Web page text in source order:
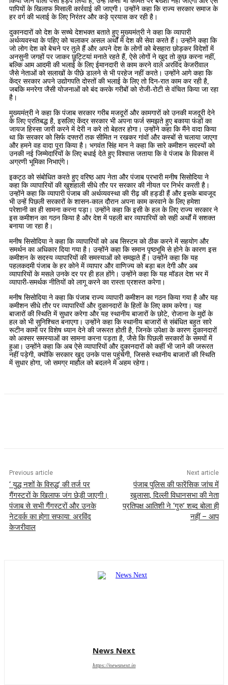
पापियों के खिलाफ मिसाली कार्रवाई की जाएगी। उन्होंने कहा कि राज्य सरकार समाज के
हर वर्ग की भलाई के लिए निरंतर और कड़े प्रयास कर रही है।
दुकानदारों को देश के सच्चे देशभक्त बताते हुए मुख्यमंत्री ने कहा कि व्यापारी
अर्थव्यवस्था के पहिए को चलाकर असल अर्थों में देश की सेवा करते हैं। उन्होंने कहा कि
जो लोग देश को बेचने पर तुले हैं और अपने देश के लोगों को बेसहारा छोड़कर विदेशों में
अनसुनी जगहों पर जाकर छुट्टियां मनाते रहते हैं, ऐसे लोगों ने खुद तो कुछ करना नहीं,
बल्कि आम आदमी की भलाई के लिए ईमानदारी से काम करने वाले अरविंद केजरीवाल
जैसे नेताओं को सलाखों के पीछे डालने से भी परहेज नहीं करते। उन्होंने आगे कहा कि
केंद्र सरकार अपने उद्योगपति दोस्तों की भलाई के लिए तो दिन-रात काम कर रही है,
जबकि मनरेगा जैसी योजनाओं को बंद करके गरीबों को रोजी-रोटी से वंचित किया जा रहा
है।
मुख्यमंत्री ने कहा कि पंजाब सरकार गरीब मजदूरों और कामगारों को उनकी मजदूरी देने
के लिए प्रतिबद्ध है, इसलिए केंद्र सरकार भी अपना फर्ज समझते हुए बकाया फंडों का
जायज हिस्सा जारी करने में देरी न करे तो बेहतर होगा। उन्होंने कहा कि मैंने वादा किया
था कि सरकार को सिर्फ दफ्तरों तक सीमित न रखकर गांवों और कस्बों से चलाया जाएगा
और हमने वह वादा पूरा किया है। भगवंत सिंह मान ने कहा कि सारे कमीशन सदस्यों को
उनकी नई जिम्मेदारियों के लिए बधाई देते हुए विश्वास जताया कि वे पंजाब के विकास में
अग्रणी भूमिका निभाएंगे।
इकट्ठ को संबोधित करते हुए वरिष्ठ आप नेता और पंजाब प्रभारी मनीष सिसोदिया ने
कहा कि व्यापारियों की खुशहाली सीधे तौर पर सरकार की नीयत पर निर्भर करती है।
उन्होंने कहा कि व्यापारी पंजाब की अर्थव्यवस्था की रीढ़ की हड्डी हैं और इसके बावजूद
भी उन्हें पिछली सरकारों के शासन-काल दौरान अपना काम करवाने के लिए हमेशा
परेशानी का ही सामना करना पड़ा। उन्होंने कहा कि इसी के हल के लिए राज्य सरकार ने
इस कमीशन का गठन किया है और देश में पहली बार व्यापारियों को सही अर्थों में सशक्त
बनाया जा रहा है।
मनीष सिसोदिया ने कहा कि व्यापारियों को अब सिस्टम को ठीक करने में सहयोग और
समर्थन का अधिकार दिया गया है। उन्होंने कहा कि समान पृष्ठभूमि से होने के कारण इस
कमीशन के सदस्य व्यापारियों की समस्याओं को समझते हैं। उन्होंने कहा कि यह
पहलकदमी पंजाब के हर कोने में व्यापार और वाणिज्य को बड़ा बल देगी और अब
व्यापारियों के मसले उनके दर पर ही हल होंगे। उन्होंने कहा कि यह मॉडल देश भर में
व्यापारी-समर्थक नीतियों को लागू करने का रास्ता प्रशस्त करेगा।
मनीष सिसोदिया ने कहा कि पंजाब राज्य व्यापारी कमीशन का गठन किया गया है और यह
कमीशन सीधे तौर पर व्यापारियों और दुकानदारों के हितों के लिए काम करेगा। यह
बाजारों की स्थिति में सुधार करेगा और यह स्थानीय बाजारों के छोटे, रोजाना के मुद्दों के
हल को भी सुनिश्चित बनाएगा। उन्होंने कहा कि स्थानीय बाजारों से संबंधित बहुत सारे
रूटीन कामों पर विशेष ध्यान देने की जरूरत होती है, जिनके उपेक्षा के कारण दुकानदारों
को अक्सर समस्याओं का सामना करना पड़ता है, जैसे कि पिछली सरकारों के समयों में
हुआ। उन्होंने कहा कि अब ऐसे व्यापारियों और दुकानदारों को कहीं भी जाने की जरूरत
नहीं पड़ेगी, क्योंकि सरकार खुद उनके पास पहुंचेगी, जिससे स्थानीय बाजारों की स्थिति
में सुधार होगा, जो समग्र माहौल को बदलने में अहम रहेगा।
Previous article
‘ युद्ध नशों के विरुद्ध’ की तर्ज पर
गैंगस्टरों के खिलाफ जंग छेड़ी जाएगी।
पंजाब से सभी गैंगस्टरों और उनके
नेटवर्क का होगा सफाया: अरविंद
केजरीवाल
Next article
पंजाब पुलिस की फारेंसिक जांच में
खुलासा, दिल्ली विधानसभा की नेता
प्रतिपक्ष आतिशी ने ‘गुरु’ शब्द बोला ही
नहीं – आप
News Next
https://newsnext.in